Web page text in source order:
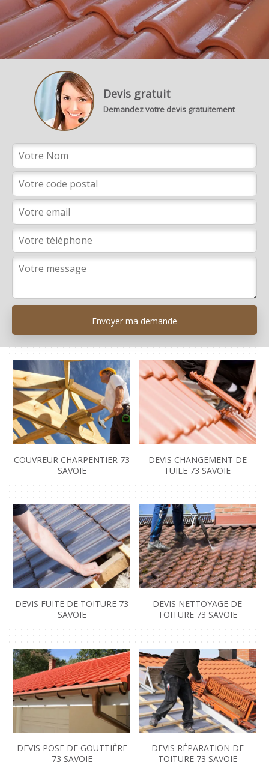
Devis gratuit
Demandez votre devis gratuitement
COUVREUR CHARPENTIER 73
SAVOIE
DEVIS CHANGEMENT DE
TUILE 73 SAVOIE
DEVIS FUITE DE TOITURE 73
SAVOIE
DEVIS NETTOYAGE DE
TOITURE 73 SAVOIE
DEVIS POSE DE GOUTTIÈRE
73 SAVOIE
DEVIS RÉPARATION DE
TOITURE 73 SAVOIE